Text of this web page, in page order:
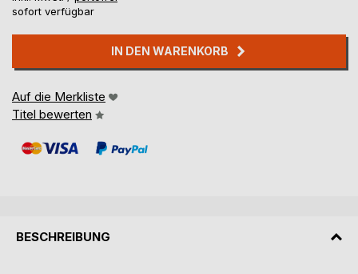
sofort verfügbar
IN DEN WARENKORB
Auf die Merkliste
Titel bewerten
BESCHREIBUNG